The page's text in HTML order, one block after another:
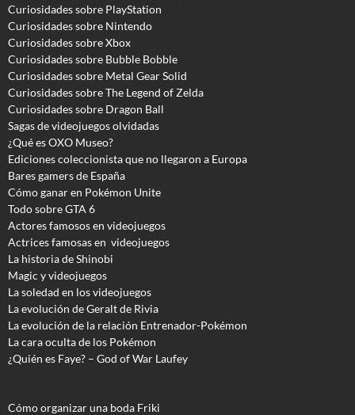
Curiosidades sobre PlayStation
Curiosidades sobre Nintendo
Curiosidades sobre Xbox
Curiosidades sobre Bubble Bobble
Curiosidades sobre Metal Gear Solid
Curiosidades sobre The Legend of Zelda
Curiosidades sobre Dragon Ball
Sagas de videojuegos olvidadas
¿Qué es OXO Museo?
Ediciones coleccionista que no llegaron a Europa
Bares gamers de España
Cómo ganar en Pokémon Unite
Todo sobre GTA 6
Actores famosos en videojuegos
Actrices famosas en videojuegos
La historia de Shinobi
Magic y videojuegos
La soledad en los videojuegos
La evolución de Geralt de Rivia
La evolución de la relación Entrenador-Pokémon
La cara oculta de los Pokémon
¿Quién es Faye? – God of War Laufey
Cómo organizar una boda Friki